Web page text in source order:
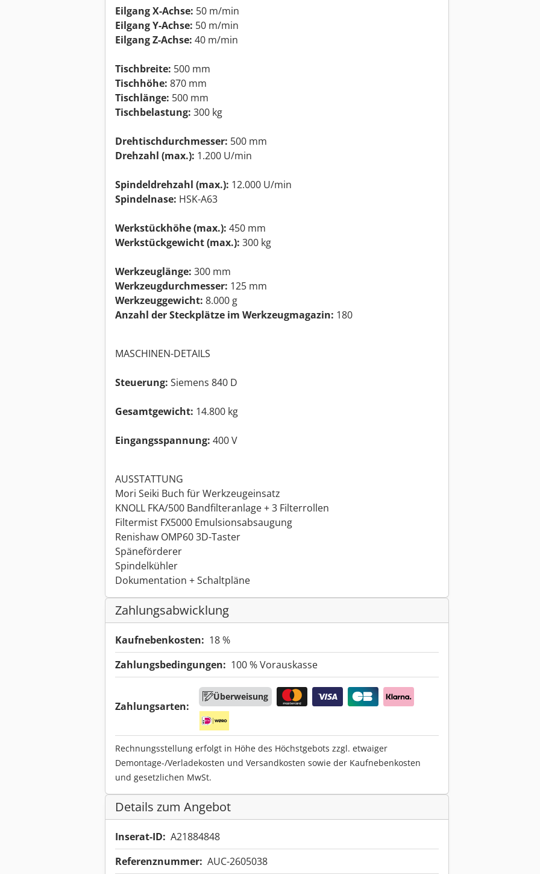
Eilgang X-Achse: 50 m/min
Eilgang Y-Achse: 50 m/min
Eilgang Z-Achse: 40 m/min
Tischbreite: 500 mm
Tischhöhe: 870 mm
Tischlänge: 500 mm
Tischbelastung: 300 kg
Drehtischdurchmesser: 500 mm
Drehzahl (max.): 1.200 U/min
Spindeldrehzahl (max.): 12.000 U/min
Spindelnase: HSK-A63
Werkstückhöhe (max.): 450 mm
Werkstückgewicht (max.): 300 kg
Werkzeuglänge: 300 mm
Werkzeugdurchmesser: 125 mm
Werkzeuggewicht: 8.000 g
Anzahl der Steckplätze im Werkzeugmagazin: 180
MASCHINEN-DETAILS
Steuerung: Siemens 840 D
Gesamtgewicht: 14.800 kg
Eingangsspannung: 400 V
AUSSTATTUNG
Mori Seiki Buch für Werkzeugeinsatz
KNOLL FKA/500 Bandfilteranlage + 3 Filterrollen
Filtermist FX5000 Emulsionsabsaugung
Renishaw OMP60 3D-Taster
Späneförderer
Spindelkühler
Dokumentation + Schaltpläne
Zahlungsabwicklung
Kaufnebenkosten: 18 %
Zahlungsbedingungen: 100 % Vorauskasse
Zahlungsarten:
Überweisung
Rechnungsstellung erfolgt in Höhe des Höchstgebots zzgl. etwaiger
Demontage-/Verladekosten und Versandkosten sowie der Kaufnebenkosten
und gesetzlichen MwSt.
Details zum Angebot
Inserat-ID: A21884848
Referenznummer: AUC-2605038